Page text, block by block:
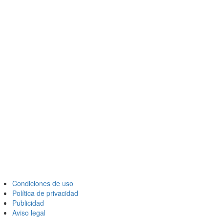
Condiciones de uso
Política de privacidad
Publicidad
Aviso legal